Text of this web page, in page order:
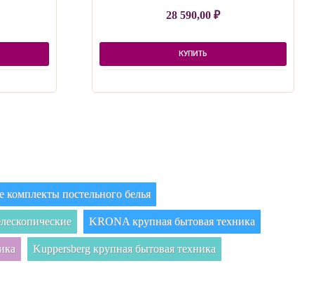
28 590,00 ₽
КУПИТЬ
комплекты постельного белья
KRONA крупная бытовая техника
Kuppersberg крупная бытовая техника